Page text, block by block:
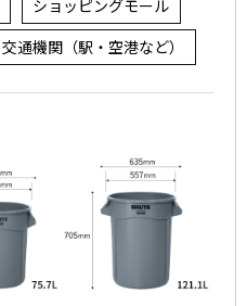
ショッピングモール
交通機関（駅・空港など）